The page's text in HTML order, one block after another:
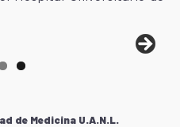
de Medicina U.A.N.L.